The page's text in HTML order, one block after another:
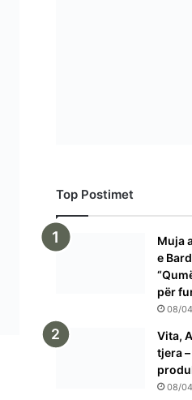
Top Postimet
Muja
e
për
08/
Vita,
tjera
08/